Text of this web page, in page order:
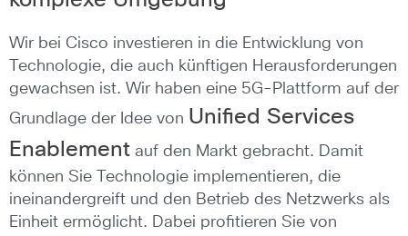
Wir bei Cisco investieren in die Entwicklung von
Technologie, die auch künftigen Herausforderungen
gewachsen ist. Wir haben eine 5G-Plattform auf der
Grundlage der Idee von Unified Services
Enablement auf den Markt gebracht. Damit
können Sie Technologie implementieren, die
ineinandergreift und den Betrieb des Netzwerks als
Einheit ermöglicht. Dabei profitieren Sie von